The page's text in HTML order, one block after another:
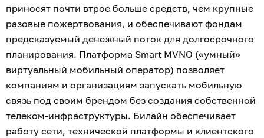
приносят почти втрое больше средств, чем крупные
разовые пожертвования, и обеспечивают фондам
предсказуемый денежный поток для долгосрочного
планирования. Платформа Smart MVNO («умный»
виртуальный мобильный оператор) позволяет
компаниям и организациям запускать мобильную
связь под своим брендом без создания собственной
телеком-инфраструктуры. Билайн обеспечивает
работу сети, технической платформы и клиентского